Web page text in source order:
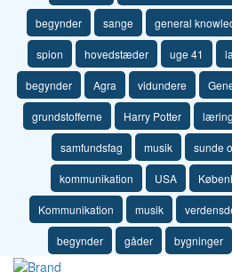
begynder sange general
spion hovedstæder uge 41
begynder Agra vidundere
grundstofferne Harry Potter læring
samfundsfag musik sunde
kommunikation USA
Kommunikation musik
begynder gåder bygninger